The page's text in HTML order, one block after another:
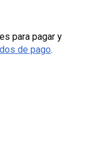
para pagar y
de pago.